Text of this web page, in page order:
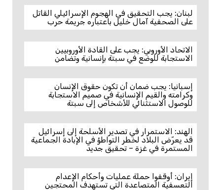
لبنان: يجب التحقيق في الهجوم الإسرائيلي القاتل
على الصحفية آمال خليل باعتباره جريمة حرب
الاتحاد الأوروبي: يجب على القادة الأوروبيين
الاستجابة للوضع في سبتة بإنسانية وتضامن
إسبانيا: يجب ضمان أن تكون حقوق الإنسان
وكرامته والقيم الإنسانية في صميم الاستجابة
للوصول الاستثنائي للأشخاص إلى سبتة
الهند: الاستمرار في تصدير الأسلحة إلى إسرائيل
قد يعرّض البلاد لخطر التواطؤ في الإبادة الجماعية
المستمرة في غزة – تحقيق جديد
إيران: أوقفوا حملة عمليات وأحكام الإعدام
التعسفية المتصاعدة التي تستهدف المحتجين